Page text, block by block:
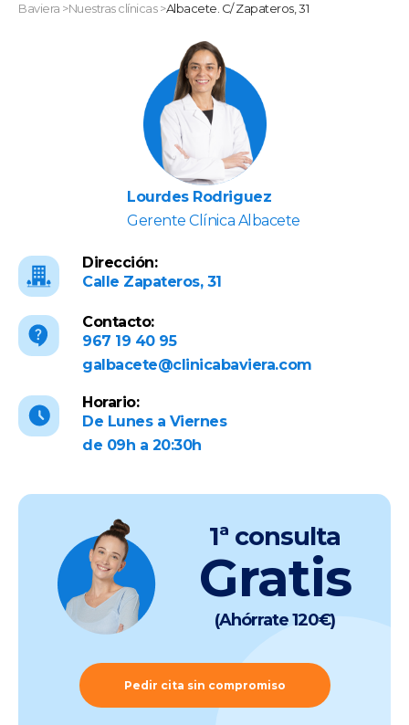
Baviera >Nuestras clínicas>Albacete. C/ Zapateros, 31
Lourdes Rodriguez
Gerente Clínica Albacete
Dirección:
Calle Zapateros, 31
Contacto:
967 19 40 95
galbacete@clinicabaviera.com
Horario:
De Lunes a Viernes
de 09h a 20:30h
1ª consulta
Gratis
(Ahórrate 120€)
Pedir cita sin compromiso